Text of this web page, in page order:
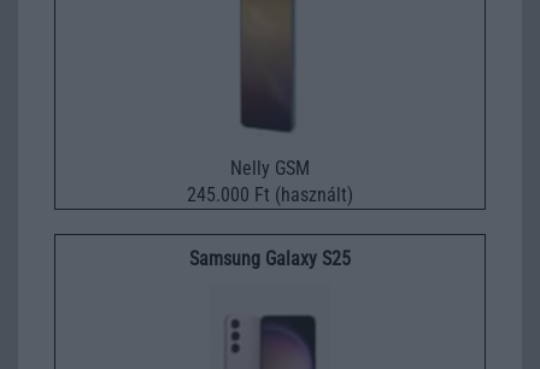
Nelly GSM
245.000 Ft (használt)
Samsung Galaxy S25